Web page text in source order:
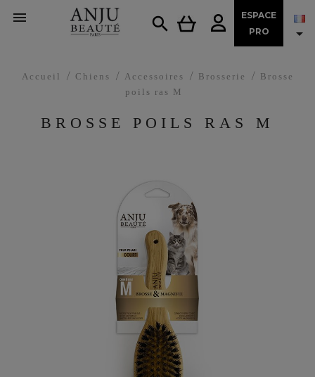


ESPACE
PRO

Accueil Chiens Accessoires Brosserie
Brosse
poils ras M
BROSSE POILS RAS M